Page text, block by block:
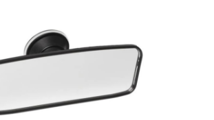
Optionen
können
auf